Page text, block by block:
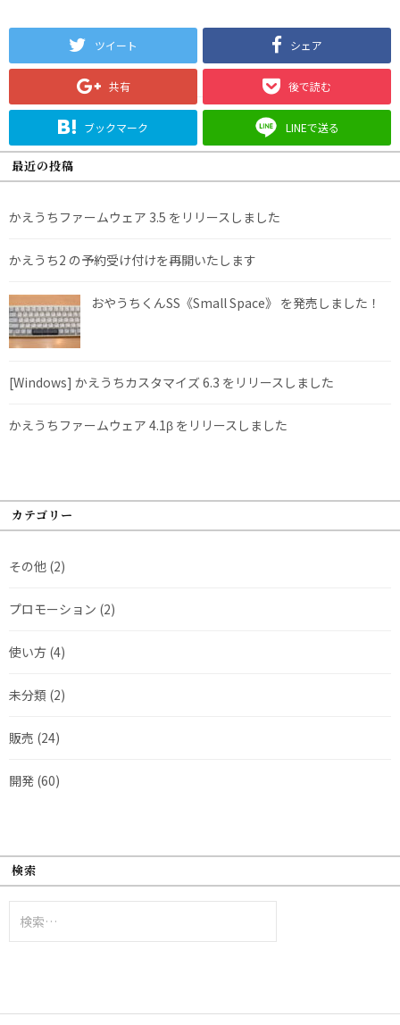
ツイート シェア
共有 後で読む
ブックマーク LINEで送る
最近の投稿
かえうちファームウェア 3.5 をリリースしました
かえうち2 の予約受け付けを再開いたします
おやうちくんSS《Small Space》 を発売しました！
[Windows] かえうちカスタマイズ 6.3 をリリースしました
かえうちファームウェア 4.1β をリリースしました
カテゴリー
その他 (2)
プロモーション (2)
使い方 (4)
未分類 (2)
販売 (24)
開発 (60)
検索
索: